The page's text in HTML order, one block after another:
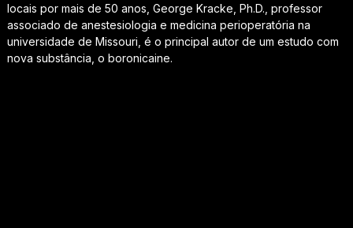
locais por mais de 50 anos, George Kracke, Ph.D., professor
associado de anestesiologia e medicina perioperatória na
universidade de Missouri, é o principal autor de um estudo com
nova substância, o boronicaine.